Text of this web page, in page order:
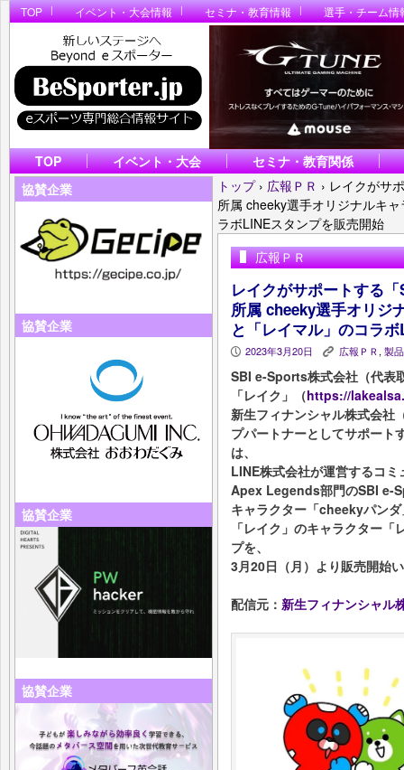
TOP イベント・大会情報 セミナ・教育情報 選手・チーム情
TOP イベント・大会
セミナ・教育関係
協賛企業
協賛企業
協賛企業
協賛企業
トップ › 広報ＰＲ › レイクがサ
所属 cheeky選手オリジナルキ
ラボLINEスタンプを販売開始
広報ＰＲ
レイクがサポートする
所属 cheeky選手オリジ
と「レイマル」のコラ
P 2023年3月20日 K 広報ＰＲ,製
SBI e-Sports株式会社（代表
「レイク」（https://
新生フィナンシャル株式会社
プパートナーとしてサポー
は、
LINE株式会社が運営するコ
Apex Legends部門のSBI e-
キャラクター「cheekyパン
「レイク」のキャラクター
プを、
3月20日（月）より販売開始
配信元： 新生フィナンシャル